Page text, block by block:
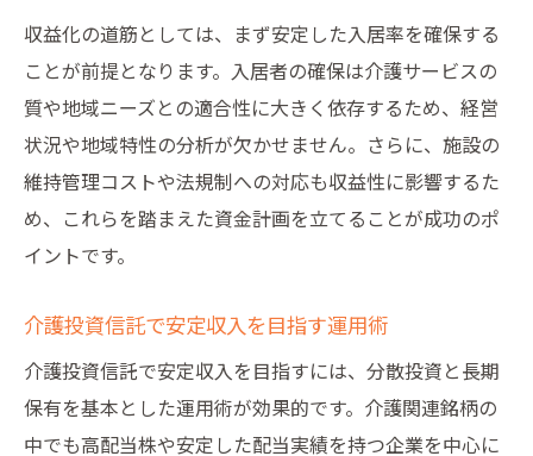
収益化の道筋としては、まず安定した入居率を確保する
ことが前提となります。入居者の確保は介護サービスの
質や地域ニーズとの適合性に大きく依存するため、経営
状況や地域特性の分析が欠かせません。さらに、施設の
維持管理コストや法規制への対応も収益性に影響するた
め、これらを踏まえた資金計画を立てることが成功のポ
イントです。
介護投資信託で安定収入を目指す運用術
介護投資信託で安定収入を目指すには、分散投資と長期
保有を基本とした運用術が効果的です。介護関連銘柄の
中でも高配当株や安定した配当実績を持つ企業を中心に